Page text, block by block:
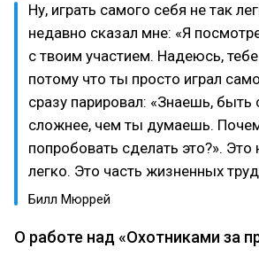
Ну, играть самого себя не так
недавно сказал мне: «Я
с твоим участием. Надеюсь,
потому что ты просто играл
сразу парировал: «Знаешь, быть
сложнее, чем ты думаешь.
попробовать сделать это?». Это
легко. Это часть жизненных
Билл Мюррей
О работе над «Охотниками за